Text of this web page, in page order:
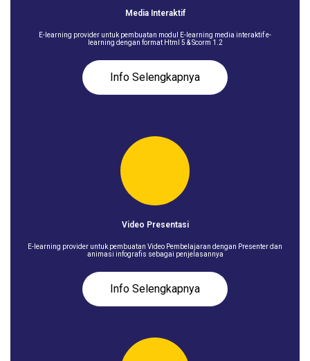
Media Interaktif
E-learning provider untuk pembuatan modul E-learning media interaktif e-
learning dengan format Html 5 & Scorm 1.2
Info Selengkapnya
Video Presentasi
E-learning provider untuk pembuatan Video Pembelajaran dengan Presenter dan
animasi infografis sebagai penjelasannya
Info Selengkapnya